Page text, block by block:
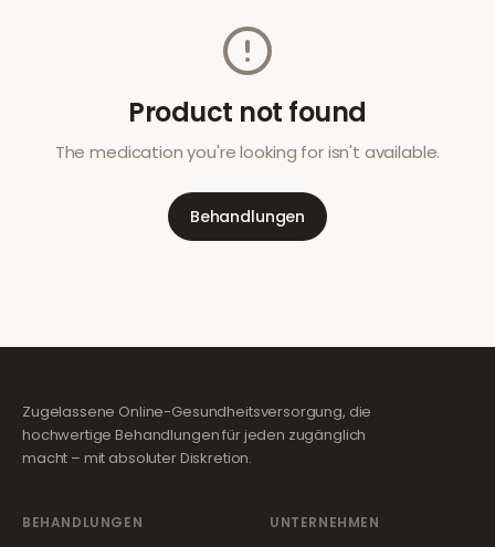
Product not found
The medication you're looking for isn't available.
Behandlungen
Zugelassene Online-Gesundheitsversorgung, die
hochwertige Behandlungen für jeden zugänglich
macht – mit absoluter Diskretion.
BEHANDLUNGEN UNTERNEHMEN